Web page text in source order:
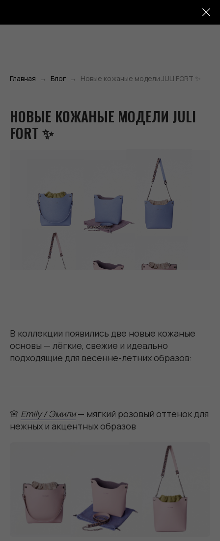
Главная Блог Новые кожаные модели JULI FORT ✨
НОВЫЕ КОЖАНЫЕ МОДЕЛИ JULI
FORT ✨
В коллекции появились две новые кожаные
основы — лёгкие, свежие и идеально
подходящие для весенне-летних образов:
🌸 Emily / Эмили— мягкий розовый оттенок для
нежных и акцентных образов